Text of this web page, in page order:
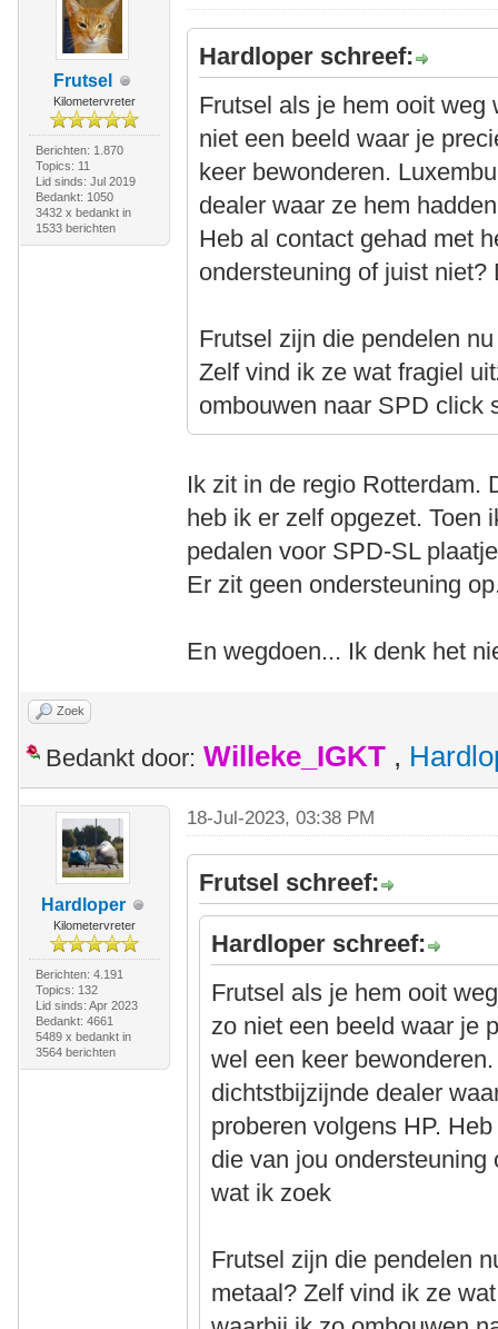
Frutsel
Kilometervreter
Berichten: 1.870
Topics: 11
Lid sinds: Jul 2019
Bedankt: 1050
3432 x bedankt in
1533 berichten
Hardloper schreef:
Frutsel als je hem ooit
niet een beeld waar je
keer bewonderen.
dealer waar ze hem
Heb al contact gehad met
ondersteuning of juist
Frutsel zijn die pendelen
Zelf vind ik ze wat fragiel
ombouwen naar SPD click
Ik zit in de regio Rotterdam.
heb ik er zelf opgezet. Toen
pedalen voor SPD-SL
Er zit geen ondersteuning
En wegdoen... Ik denk het
Zoek
Bedankt door: Willeke_IGKT ,
Hardloper
Kilometervreter
Berichten: 4.191
Topics: 132
Lid sinds: Apr 2023
Bedankt: 4661
5489 x bedankt in
3564 berichten
18-Jul-2023, 03:38 PM
Frutsel schreef:
Hardloper schreef:
Frutsel als je hem ooit
zo niet een beeld waar je
wel een keer
dichtstbijzijnde dealer
proberen volgens HP.
die van jou
wat ik zoek
Frutsel zijn die pendelen
metaal? Zelf vind ik ze